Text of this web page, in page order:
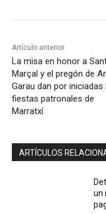
Artículo anterior
La misa en honor a
Marçal y el pregón de
Garau dan por iniciadas
fiestas patronales de
Marratxí
ARTÍCULOS
un